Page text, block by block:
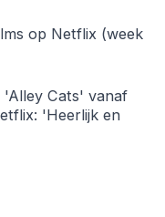
op Netflix (week
'Alley Cats' vanaf
'Heerlijk en